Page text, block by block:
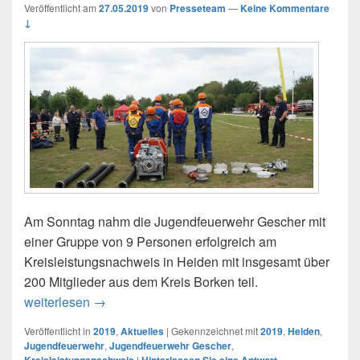
Veröffentlicht am 27.05.2019von Presseteam —Keine Kommentare
↓
Am Sonntag nahm die Jugendfeuerwehr Gescher mit
einer Gruppe von 9 Personen erfolgreich am
Kreisleistungsnachweis in Heiden mit insgesamt über
200 Mitglieder aus dem Kreis Borken teil.
weiterlesen 27.05.2019: Jugendfeuerwehr erfolgreich
→
Veröffentlicht in 2019, Aktuelles | Gekennzeichnet mit2019, Heiden,
Jugendfeuerwehr, Jugendfeuerwehr Gescher,